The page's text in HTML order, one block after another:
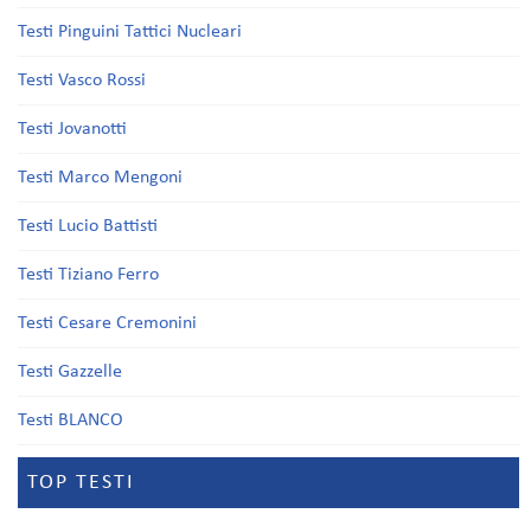
Testi Pinguini Tattici Nucleari
Testi Vasco Rossi
Testi Jovanotti
Testi Marco Mengoni
Testi Lucio Battisti
Testi Tiziano Ferro
Testi Cesare Cremonini
Testi Gazzelle
Testi BLANCO
TOP TESTI